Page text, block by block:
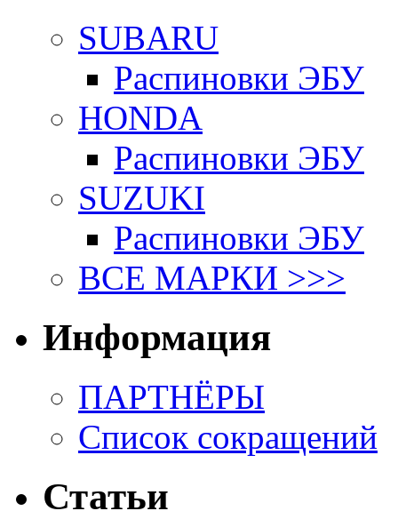
SUBARU
Распиновки ЭБУ
HONDA
Распиновки ЭБУ
SUZUKI
Распиновки ЭБУ
ВСЕ МАРКИ >>>
Информация
ПАРТНЁРЫ
Список сокращений
Статьи